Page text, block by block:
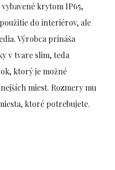
vybavené krytom IP65,
do interiérov, ale
Výrobca prináša
v tvare slim, teda
ktorý je možné
miest. Rozmery mu
ktoré potrebujete.